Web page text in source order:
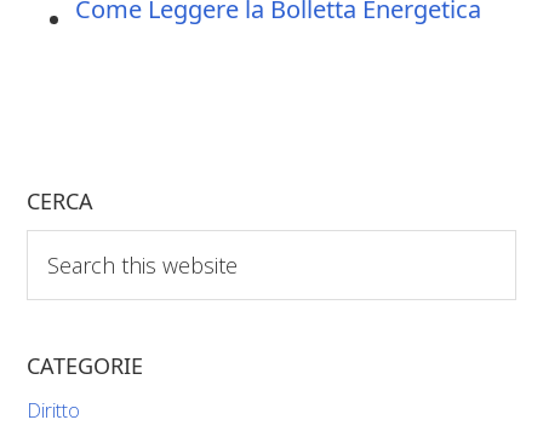
Come Leggere la Bolletta Energetica
CERCA
this
website
CATEGORIE
Diritto